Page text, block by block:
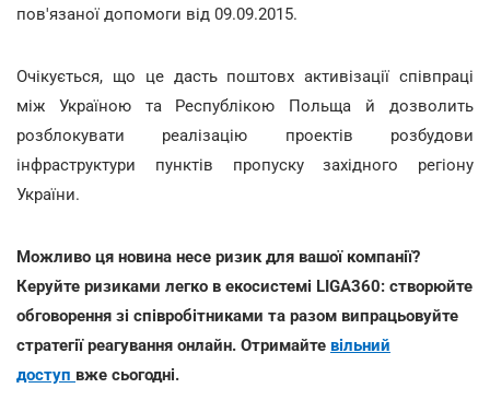
пов'язаної допомоги від 09.09.2015.
Очікується, що це дасть поштовх активізації співпраці
між Україною та Республікою Польща й дозволить
розблокувати реалізацію проектів розбудови
інфраструктури пунктів пропуску західного регіону
України.
Можливо ця новина несе ризик для вашої компанії?
Керуйте ризиками легко в екосистемі LIGA360: створюйте
обговорення зі співробітниками та разом випрацьовуйте
стратегії реагування онлайн. Отримайте вільний
доступ вже сьогодні.